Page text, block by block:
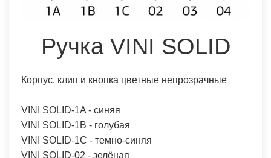
Ручка VINI SOLID
Корпус, клип и кнопка цветные непрозрачные
VINI SOLID-1A - синяя
VINI SOLID-1B - голубая
VINI SOLID-1C - темно-синяя
VINI SOLID-02 - зелёная